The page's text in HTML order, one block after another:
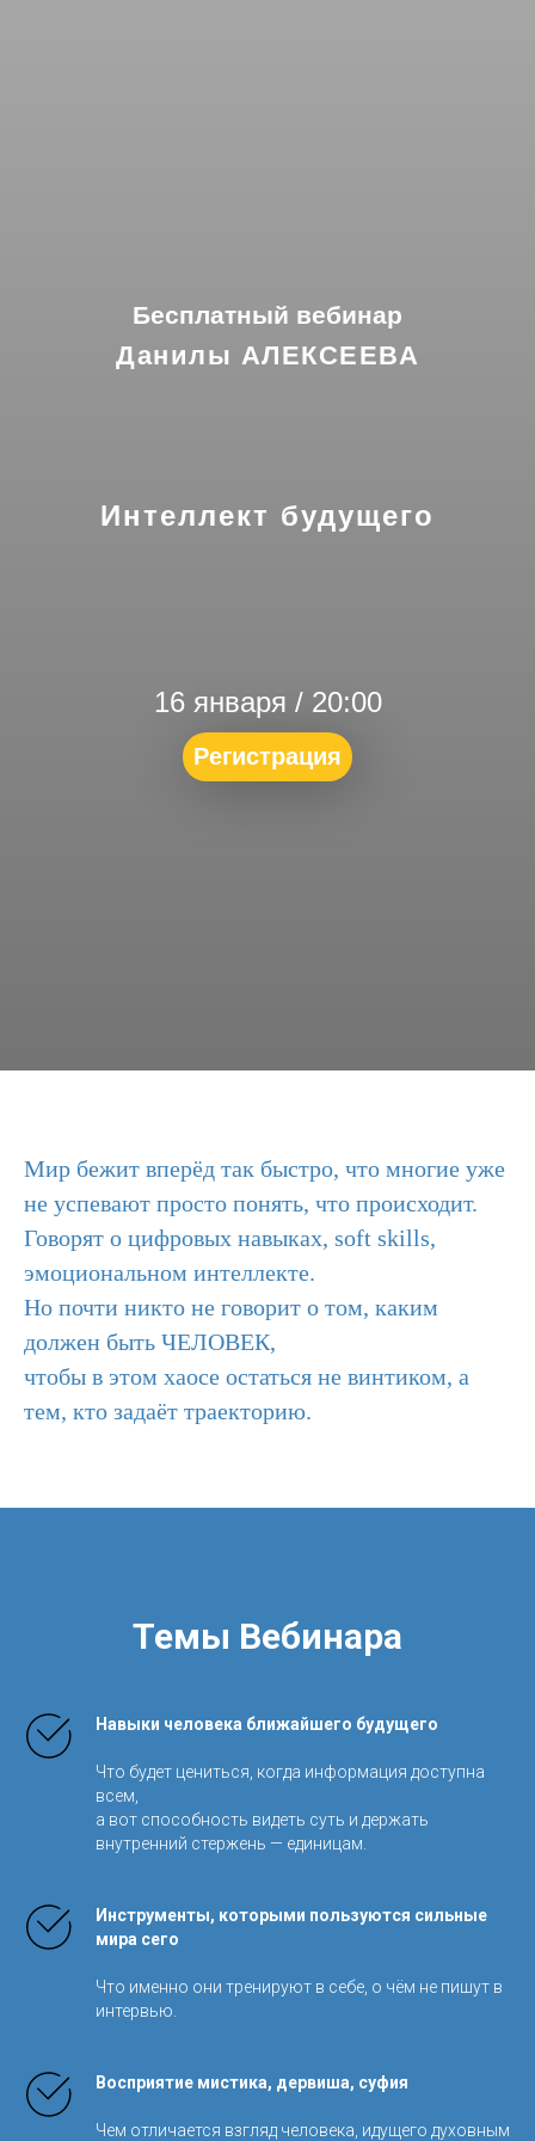
Регистрация
Бесплатный вебинар
Интеллект будущего
Данилы АЛЕКСЕЕВА
16 января / 20:00
Мир бежит вперёд так быстро, что многие уже
не успевают просто понять, что происходит.
Говорят о цифровых навыках, soft skills,
эмоциональном интеллекте.
Но почти никто не говорит о том, каким
должен быть ЧЕЛОВЕК,
чтобы в этом хаосе остаться не винтиком, а
тем, кто задаёт траекторию.
Темы Вебинара
Навыки человека ближайшего будущего
Что будет цениться, когда информация доступна
всем,
а вот способность видеть суть и держать
внутренний стержень — единицам.
Инструменты, которыми пользуются сильные
мира сего
Что именно они тренируют в себе, о чём не пишут в
интервью.
Восприятие мистика, дервиша, суфия
Чем отличается взгляд человека, идущего духовным